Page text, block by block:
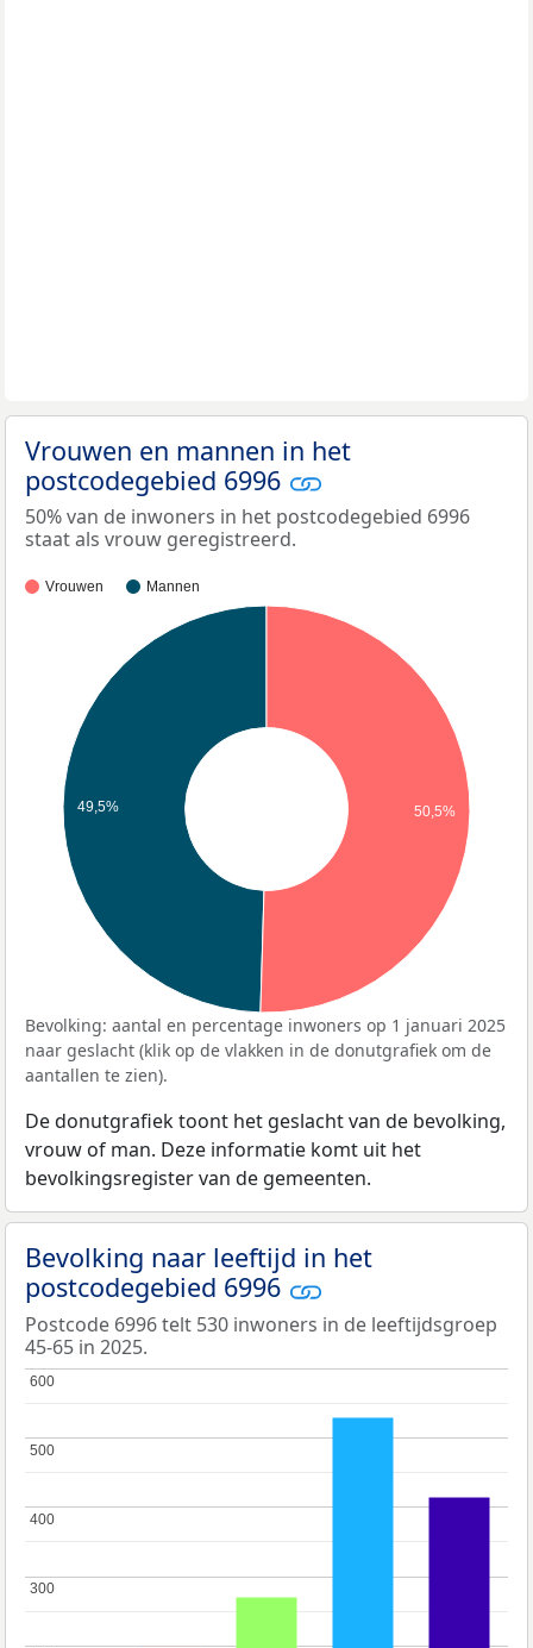
Vrouwen en mannen in het
postcodegebied 6996
50% van de inwoners in het postcodegebied 6996
staat als vrouw geregistreerd.
Vrouwen Mannen
49,5% 50,5%
Bevolking: aantal en percentage inwoners op 1 januari 2025
naar geslacht (klik op de vlakken in de donutgrafiek om de
aantallen te zien).
De donutgrafiek toont het geslacht van de bevolking,
vrouw of man. Deze informatie komt uit het
bevolkingsregister van de gemeenten.
Bevolking naar leeftijd in het
postcodegebied 6996
Postcode 6996 telt 530 inwoners in de leeftijdsgroep
45-65 in 2025.
300
300
400
400
500
500
600
600